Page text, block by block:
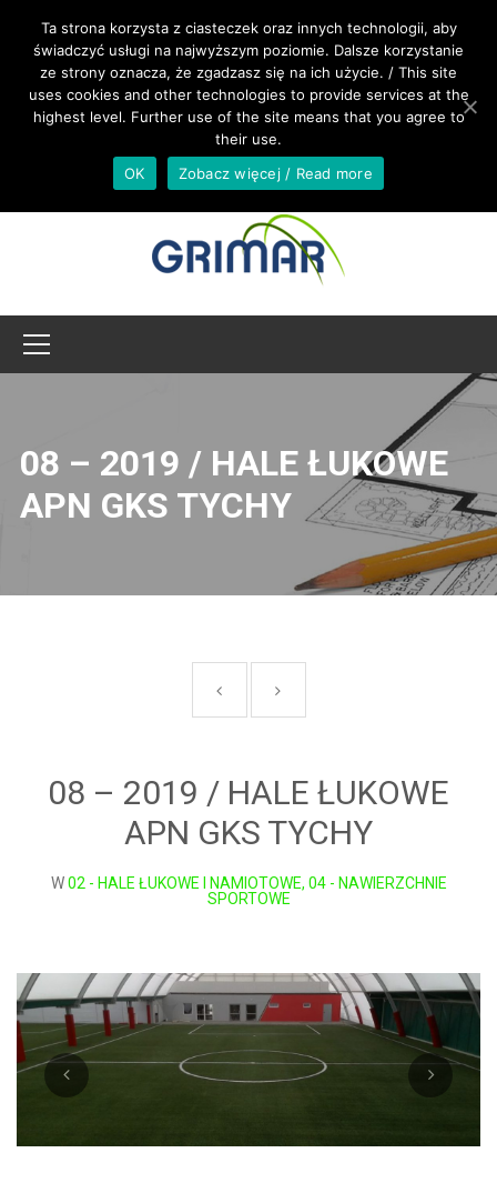
ZADZWOŃ +48 533 967 605
BIURO@GRIMAR.PL
08 – 2019 / HALE ŁUKOWE
APN GKS TYCHY
08 – 2019 / HALE ŁUKOWE
APN GKS TYCHY
W02 - HALE ŁUKOWE I NAMIOTOWE, 04 - NAWIERZCHNIE
SPORTOWE
Ta strona korzysta z ciasteczek oraz innych technologii, aby
świadczyć usługi na najwyższym poziomie. Dalsze korzystanie
ze strony oznacza, że zgadzasz się na ich użycie. / This site
uses cookies and other technologies to provide services at the
highest level. Further use of the site means that you agree to
their use.
OK
Zobacz więcej / Read more